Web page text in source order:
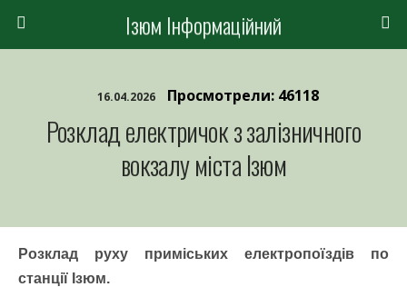
Ізюм Інформаційний
16.04.2026 Просмотрели: 46118
Розклад електричок з залізничного
вокзалу міста Ізюм
Розклад руху приміських електропоїздів по
станції Ізюм.